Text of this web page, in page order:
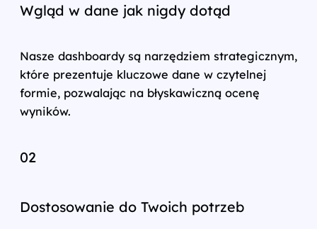
Wgląd w dane jak nigdy dotąd
Nasze dashboardy są narzędziem strategicznym,
które prezentuje kluczowe dane w czytelnej
formie, pozwalając na błyskawiczną ocenę
wyników.
02
Dostosowanie do Twoich potrzeb